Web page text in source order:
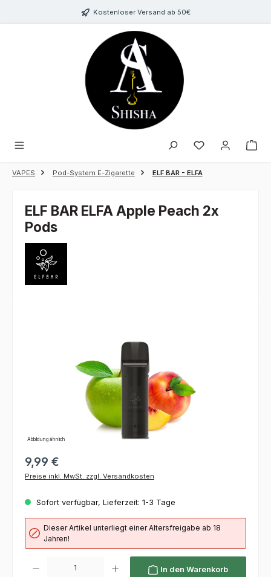
Zum Hauptinhalt springenKostenloser Versand ab 50€
Du hast 0
VAPES Pod-System E-Zigarette ELF BAR - ELFA
ELF BAR ELFA Apple Peach 2x
Pods
Abbildung ähnlich
9,99 €
Preise inkl. MwSt. zzgl. Versandkosten
Sofort verfügbar, Lieferzeit: 1-3 Tage
Dieser Artikel unterliegt einer Altersfreigabe ab 18
Jahren!
In den Warenkorb